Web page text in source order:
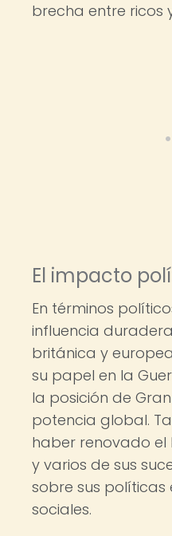
brecha entre ricos
El impacto
En términos
influencia
británica y
su papel en la
la posición de
potencia global.
haber renovado el
y varios de sus
sobre sus políticas
sociales.